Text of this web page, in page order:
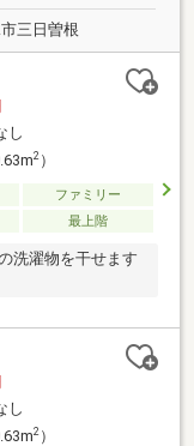
三日曽根
し
2）
ファミリー
最上階
洗濯物を干せます
し
2）